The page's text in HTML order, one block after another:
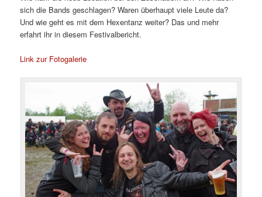
sich die Bands geschlagen? Waren überhaupt viele Leute da?
Und wie geht es mit dem Hexentanz weiter? Das und mehr
erfahrt ihr in diesem Festivalbericht.
Link zur Fotogalerie